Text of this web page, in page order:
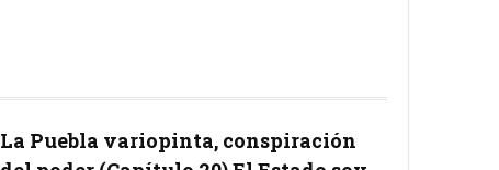
La Puebla variopinta, conspiración